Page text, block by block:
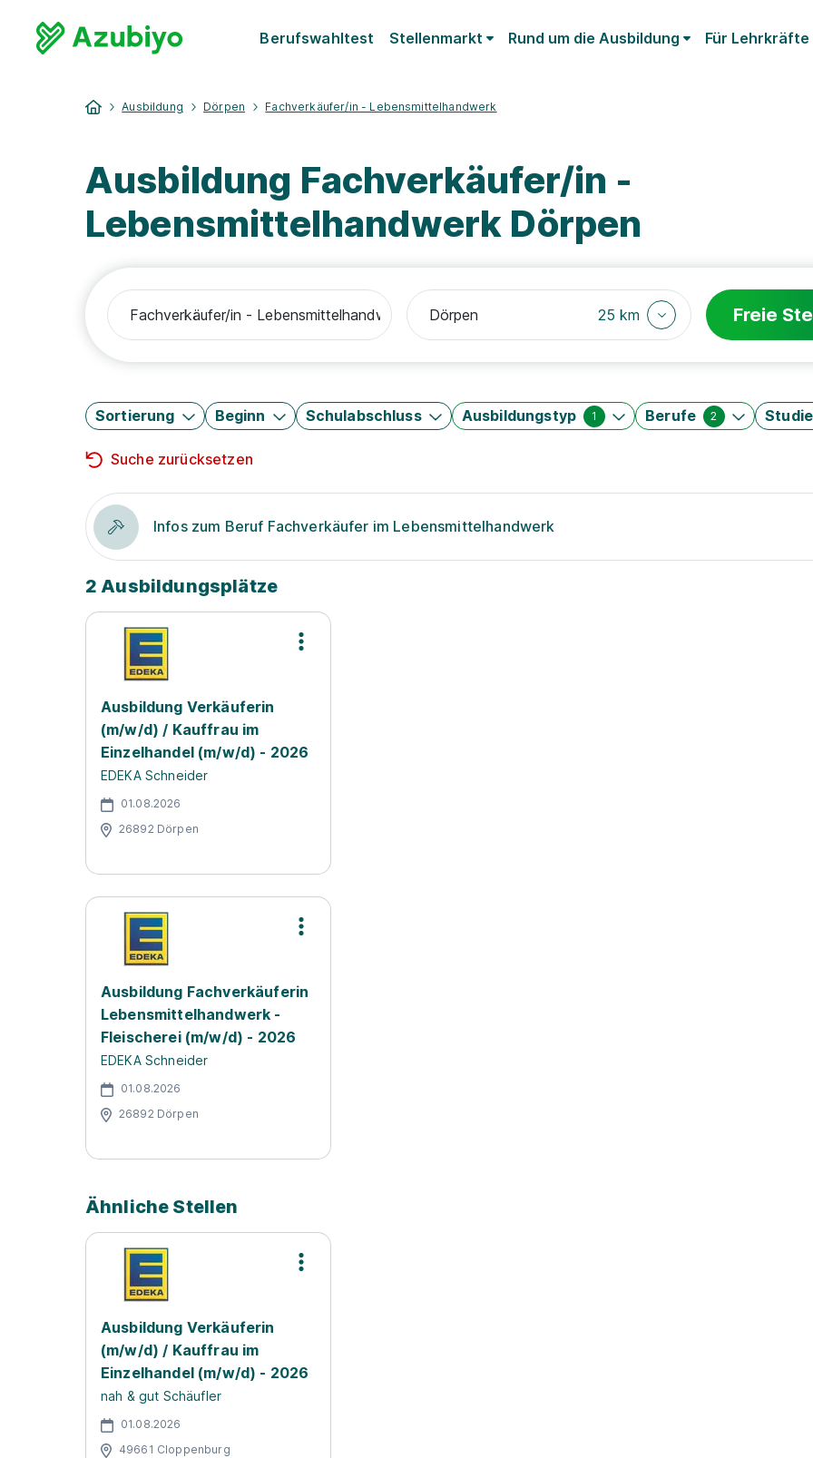
Berufswahltest Stellenmarkt Rund um die Ausbildung Für Lehrkräfte
Ausbildung Dörpen Fachverkäufer/in - Lebensmittelhandwerk
Ausbildung Fachverkäufer/in -
Lebensmittelhandwerk Dörpen
25 km Freie
Sortierung Beginn Schulabschluss Ausbildungstyp 1 Berufe 2
Suche zurücksetzen
Infos zum Beruf Fachverkäufer im Lebensmittelhandwerk
2 Ausbildungsplätze
Ausbildung Verkäuferin
(m/w/d) / Kauffrau im
Einzelhandel (m/w/d) - 2026
EDEKA Schneider
01.08.2026
26892 Dörpen
Ausbildung Fachverkäuferin
Lebensmittelhandwerk -
Fleischerei (m/w/d) - 2026
EDEKA Schneider
01.08.2026
26892 Dörpen
Ähnliche Stellen
Ausbildung Verkäuferin
(m/w/d) / Kauffrau im
Einzelhandel (m/w/d) - 2026
nah & gut Schäufler
01.08.2026
49661 Cloppenburg